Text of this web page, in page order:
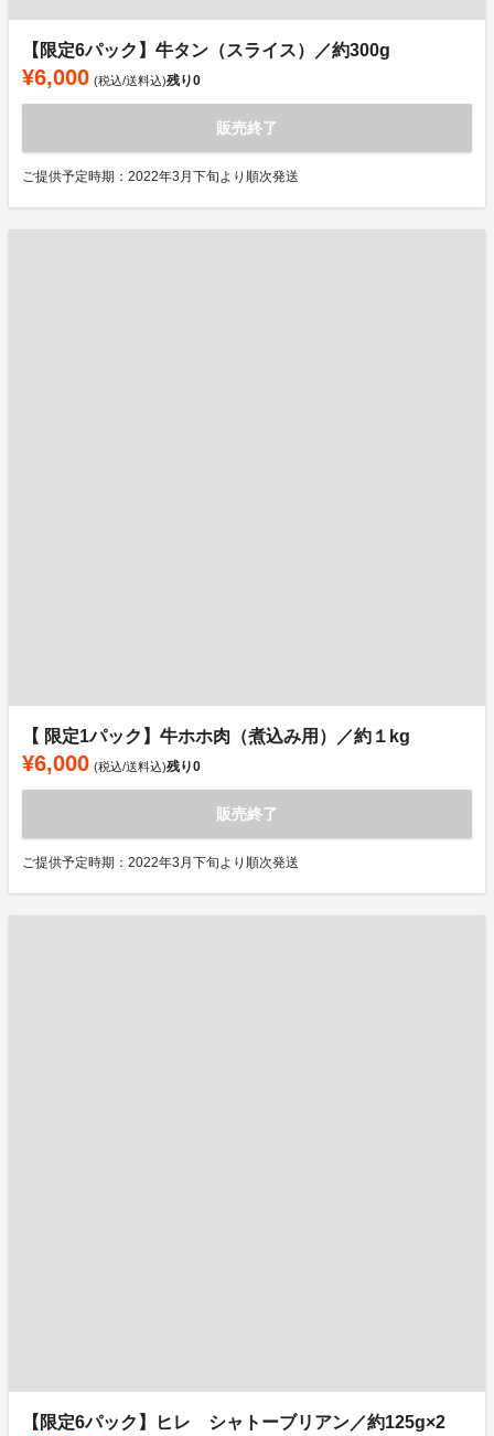
【限定6パック】牛タン（スライス）／約300g
¥6,000 (税込/送料込)残り0
販売終了
ご提供予定時期：2022年3月下旬より順次発送
【 限定1パック】牛ホホ肉（煮込み用）／約１kg
¥6,000 (税込/送料込)残り0
販売終了
ご提供予定時期：2022年3月下旬より順次発送
【限定6パック】ヒレ シャトーブリアン／約125g×2